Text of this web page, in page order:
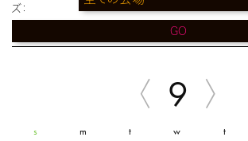
ズ：
GO
9
s m t w t